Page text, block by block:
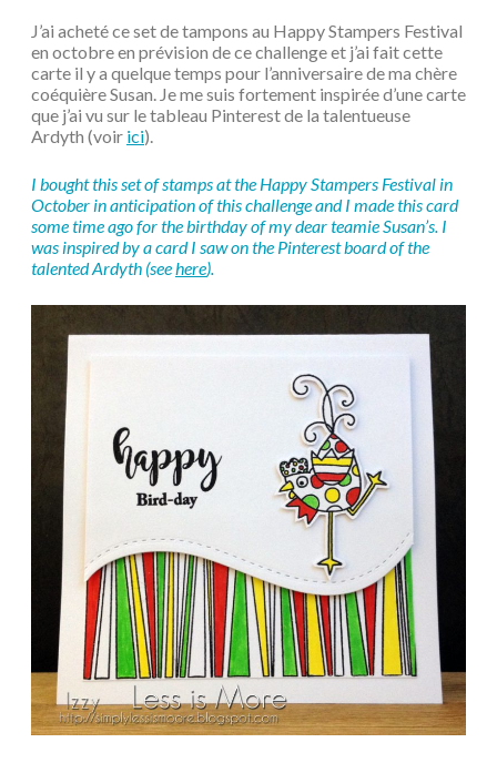
J’ai acheté ce set de tampons au Happy Stampers Festival
en octobre en prévision de ce challenge et j’ai fait cette
carte il y a quelque temps pour l’anniversaire de ma chère
coéquière Susan. Je me suis fortement inspirée d’une carte
que j’ai vu sur le tableau Pinterest de la talentueuse
Ardyth (voir ici).
I bought this set of stamps at the Happy Stampers Festival in
October in anticipation of this challenge and I made this card
some time ago for the birthday of my dear teamie Susan’s. I
was inspired by a card I saw on the Pinterest board of the
talented Ardyth (seehere).